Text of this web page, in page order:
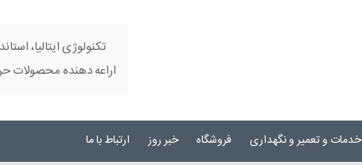
تکنولوژی ایتالیا،
اراعه دهنده محصولات
خدمات و تعمیر و نگهداری فروشگاه خبر روز ارتباط با ما